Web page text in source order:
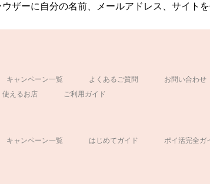
ザーに自分の名前、メールアドレス、サイトを
キャンペーン一覧 よくあるご質問 お問い合わせ
使えるお店 ご利用ガイド
キャンペーン一覧 はじめてガイド ポイ活完全ガ